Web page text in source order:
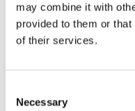
may combine it with
provided to them or
of their services.
Selection
Necessary
Er du i Faaborg på
Her holder Det Hvide
mangfoldige havnemiljø –